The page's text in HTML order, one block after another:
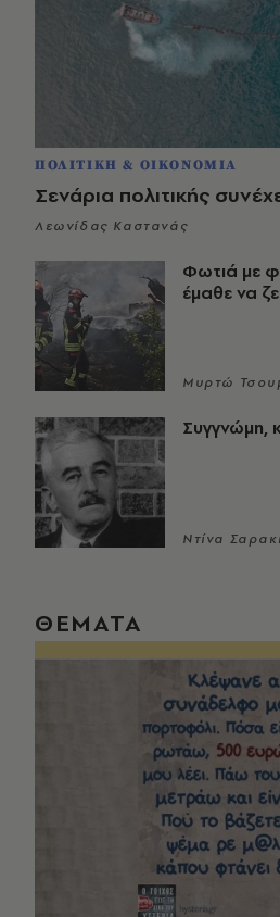
ΠΟΛΙΤΙΚΗ & ΟΙΚΟΝΟΜΙΑ
Σενάρια πολιτικής
Λεωνίδας Καστανάς
Φωτιά με
έμαθε να
Μυρτώ
Συγγνώμη,
Ντίνα
ΘΕΜΑΤΑ